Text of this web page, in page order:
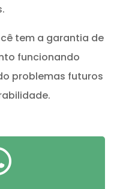
tem a garantia de
funcionando
problemas futuros